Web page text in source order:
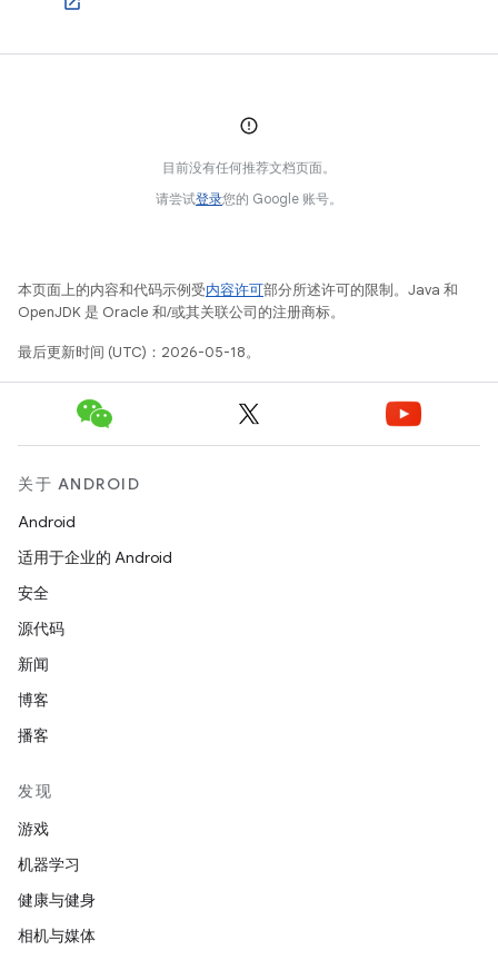
目前没有任何推荐文档页面。
请尝试登录您的 Google 账号。
本页面上的内容和代码示例受内容许可部分所述许可的限制。Java 和
OpenJDK 是 Oracle 和/或其关联公司的注册商标。
最后更新时间 (UTC)：2026-05-18。
关于 ANDROID
Android
适用于企业的 Android
安全
源代码
新闻
博客
播客
发现
游戏
机器学习
健康与健身
相机与媒体